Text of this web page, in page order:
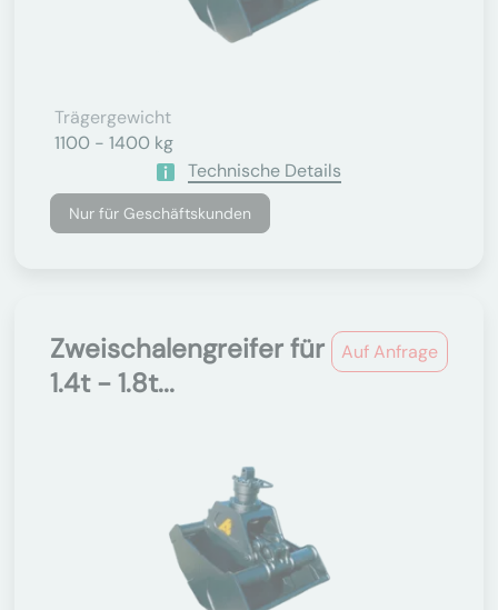
Trägergewicht
1100 - 1400 kg
Technische Details
Nur für Geschäftskunden
Auf Anfrage
Zweischalengreifer für
1.4t - 1.8t...